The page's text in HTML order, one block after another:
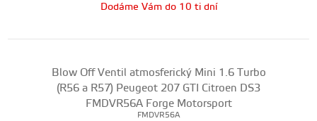
Dodáme Vám do 10 ti dní
Blow Off Ventil atmosferický Mini 1.6 Turbo
(R56 a R57) Peugeot 207 GTI Citroen DS3
FMDVR56A Forge Motorsport
FMDVR56A